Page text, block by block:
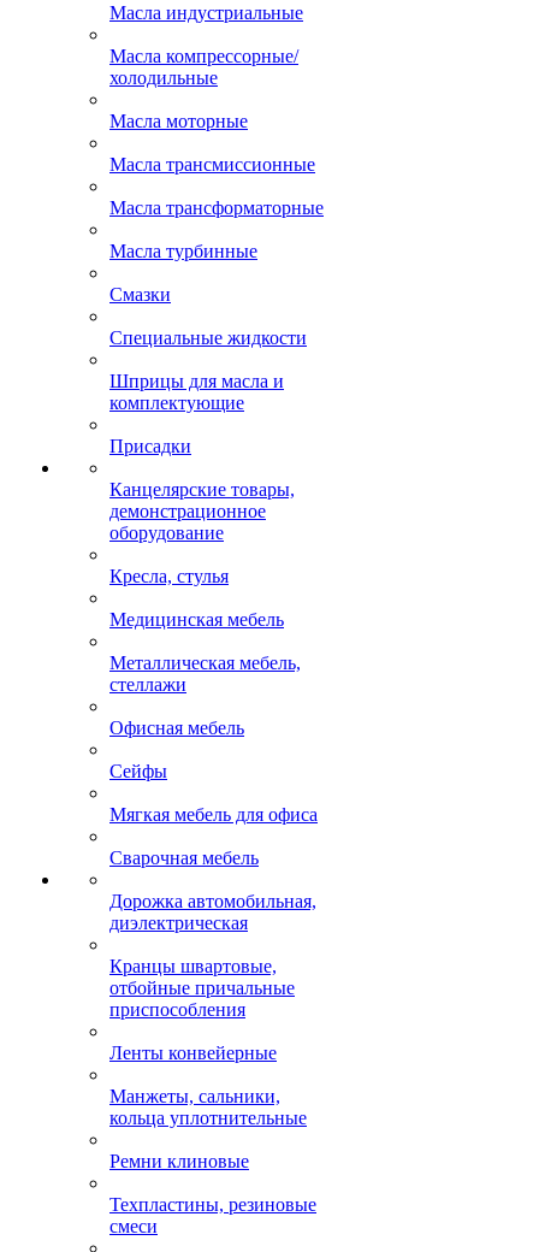
Масла индустриальные
Масла компрессорные/
холодильные
Масла моторные
Масла трансмиссионные
Масла трансформаторные
Масла турбинные
Смазки
Специальные жидкости
Шприцы для масла и
комплектующие
Присадки
Канцелярские товары,
демонстрационное
оборудование
Кресла, стулья
Медицинская мебель
Металлическая мебель,
стеллажи
Офисная мебель
Сейфы
Мягкая мебель для офиса
Сварочная мебель
Дорожка автомобильная,
диэлектрическая
Кранцы швартовые,
отбойные причальные
приспособления
Ленты конвейерные
Манжеты, сальники,
кольца уплотнительные
Ремни клиновые
Техпластины, резиновые
смеси